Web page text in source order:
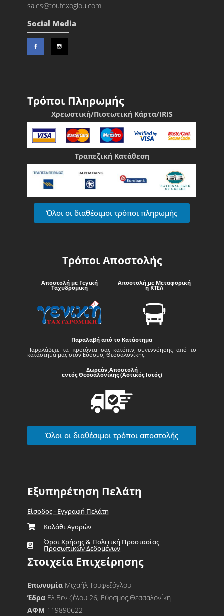
sales@toufexoglou.com
Social Media
Τρόποι Πληρωμής
Χρεωστική/Πιστωτική Κάρτα/IRIS
Τραπεζική Κατάθεση
Όλοι οι διαθέσιμοι τρόποι πληρωμής
Τρόποι Αποστολής
Αποστολή με Γενική
Ταχυδρομική
Αποστολή με Μεταφορική
ή ΚΤΕΛ
Παραλαβή από το Κατάστημα
Παραλάβετε τα προϊόντα σας κατόπιν συνεννόησης από το
κατάστημά μας στον Εύοσμο, Θεσσαλονίκης.
Δωρεάν Αποστολή
εντός Θεσσαλονίκης (Αστικός Ιστός)
Όλοι οι διαθέσιμοι τρόποι αποστολής
Εξυπηρέτηση Πελάτη
Είσοδος - Εγγραφή Πελάτη
Καλάθι Αγορών
Όροι Χρήσης & Πολιτική Προστασίας
Προσωπικών Δεδομένων
Στοιχεία Επιχείρησης
Επωνυμία Μιχαήλ Τουφεξόγλου
Έδρα Ελ.Βενιζέλου 26, Εύοσμος,Θεσσαλονίκη
ΑΦΜ 119890622